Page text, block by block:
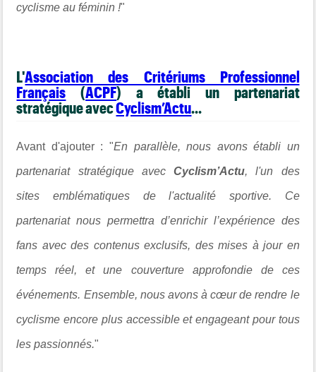
cyclisme au féminin !"
L'Association des Critériums Professionnel
Français(ACPF) a établi un partenariat
stratégique avecCyclism’Actu...
Avant d'ajouter : "En parallèle, nous avons établi un
partenariat stratégique avecCyclism’Actu, l'un des
sites emblématiques de l'actualité sportive. Ce
partenariat nous permettra d’enrichir l’expérience des
fans avec des contenus exclusifs, des mises à jour en
temps réel, et une couverture approfondie de ces
événements. Ensemble, nous avons à cœur de rendre le
cyclisme encore plus accessible et engageant pour tous
les passionnés."